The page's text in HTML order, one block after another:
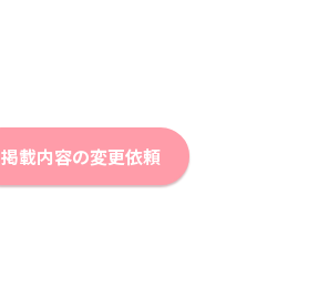
掲載内容の変更依頼